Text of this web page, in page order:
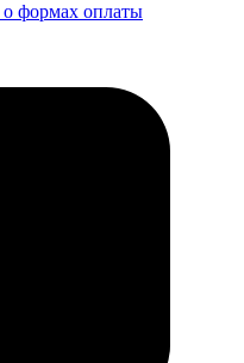
о формах оплаты